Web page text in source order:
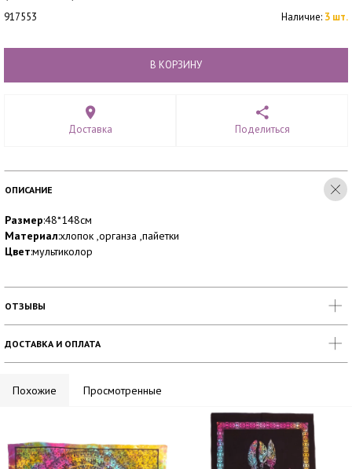
917553 Наличие: 3 шт.
В КОРЗИНУ
Доставка Поделиться
ОПИСАНИЕ
Размер:48*148см
Материал:хлопок ,органза ,пайетки
Цвет:мультиколор
ОТЗЫВЫ
ДОСТАВКА И ОПЛАТА
Похожие Просмотренные